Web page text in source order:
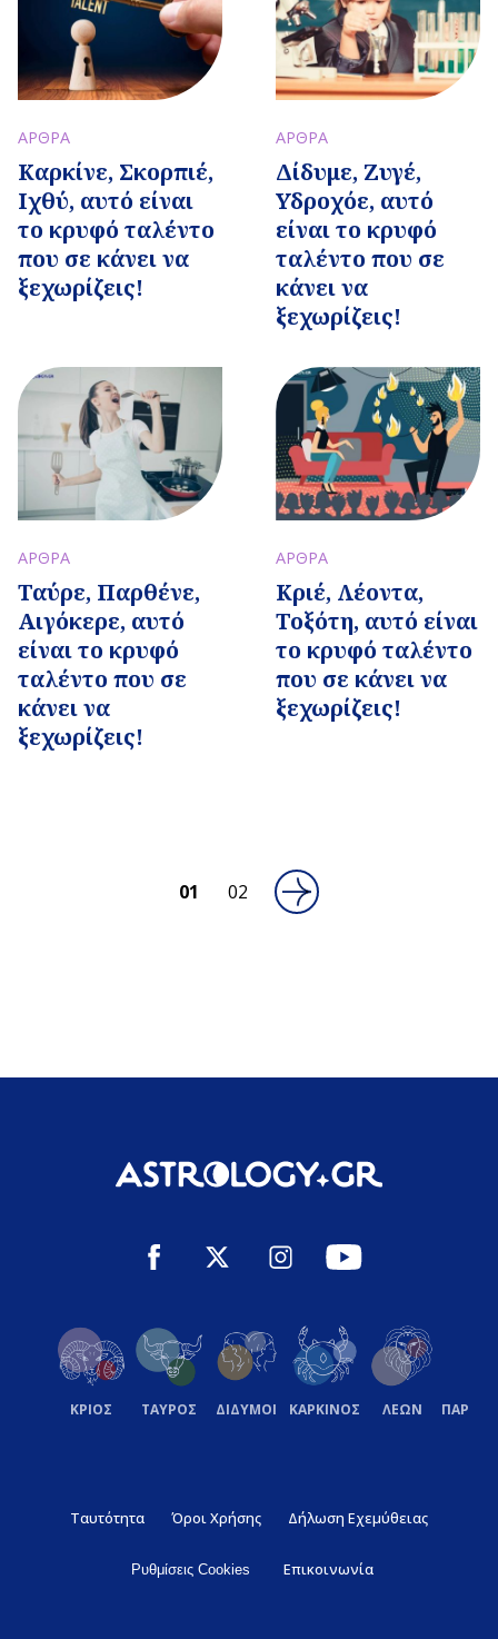
ΑΡΘΡΑ
Καρκίνε, Σκορπιέ,
Ιχθύ, αυτό είναι
το κρυφό ταλέντο
που σε κάνει να
ξεχωρίζεις!
ΑΡΘΡΑ
Δίδυμε, Ζυγέ,
Υδροχόε, αυτό
είναι το κρυφό
ταλέντο που σε
κάνει να
ξεχωρίζεις!
ΑΡΘΡΑ
Ταύρε, Παρθένε,
Αιγόκερε, αυτό
είναι το κρυφό
ταλέντο που σε
κάνει να
ξεχωρίζεις!
ΑΡΘΡΑ
Κριέ, Λέοντα,
Τοξότη, αυτό είναι
το κρυφό ταλέντο
που σε κάνει να
ξεχωρίζεις!
01 02
ΚΡΙΟΣ ΤΑΥΡΟΣ ΔΙΔΥΜΟΙ ΚΑΡΚΙΝΟΣ ΛΕΩΝ
Ταυτότητα Όροι Χρήσης Δήλωση Εχεμύθειας
Ρυθμίσεις Cookies Επικοινωνία